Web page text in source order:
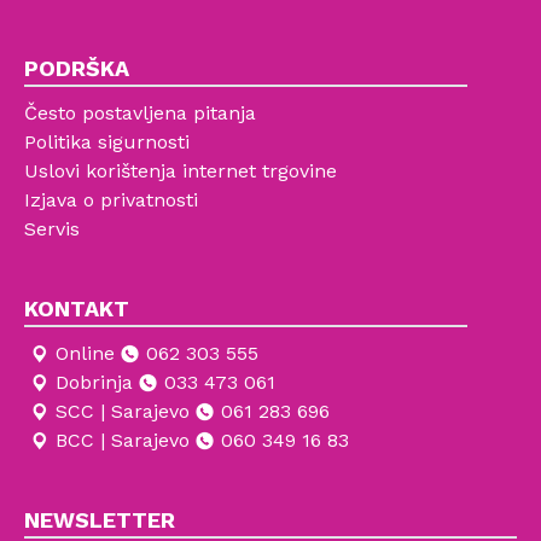
PODRŠKA
Često postavljena pitanja
Politika sigurnosti
Uslovi korištenja internet trgovine
Izjava o privatnosti
Servis
KONTAKT
Online
062 303 555
Dobrinja
033 473 061
SCC | Sarajevo
061 283 696
BCC | Sarajevo
060 349 16 83
NEWSLETTER